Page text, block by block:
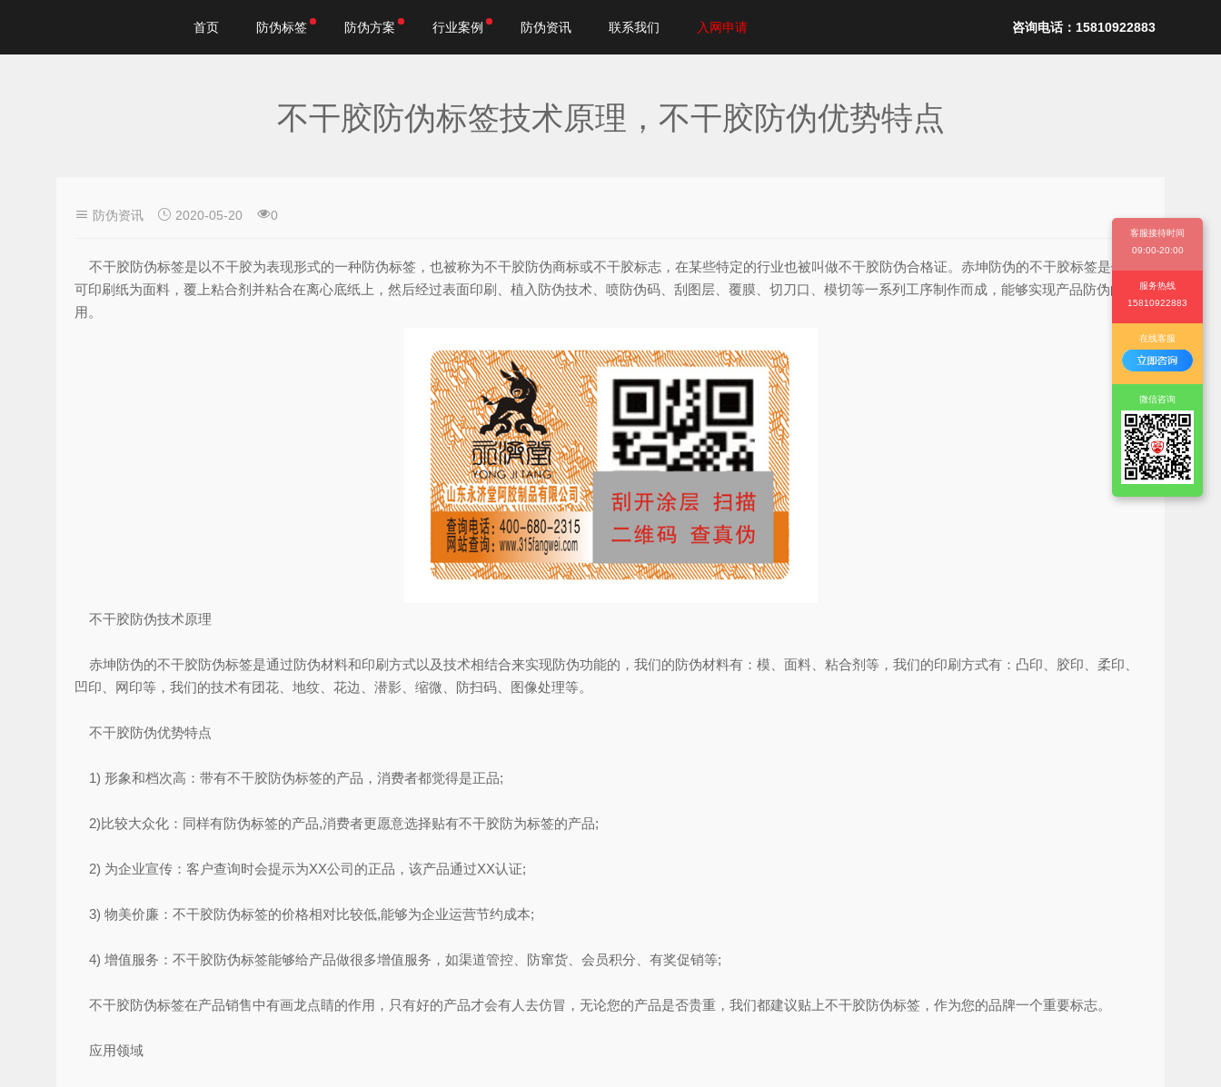
首页 防伪标签 防伪方案 行业案例 防伪资讯 联系我们 入网申请 咨询电话：15810922883
不干胶防伪标签技术原理，不干胶防伪优势特点
防伪资讯 2020-05-20 0
不干胶防伪标签是以不干胶为表现形式的一种防伪标签，也被称为不干胶防伪商标或不干胶标志，在某些特定的行业也被叫做不干胶防伪合格证。赤坤防伪的不干胶标签是使用
可印刷纸为面料，覆上粘合剂并粘合在离心底纸上，然后经过表面印刷、植入防伪技术、喷防伪码、刮图层、覆膜、切刀口、模切等一系列工序制作而成，能够实现产品防伪的作
用。
不干胶防伪技术原理
赤坤防伪的不干胶防伪标签是通过防伪材料和印刷方式以及技术相结合来实现防伪功能的，我们的防伪材料有：模、面料、粘合剂等，我们的印刷方式有：凸印、胶印、柔印、
凹印、网印等，我们的技术有团花、地纹、花边、潜影、缩微、防扫码、图像处理等。
不干胶防伪优势特点
1) 形象和档次高：带有不干胶防伪标签的产品，消费者都觉得是正品;
2)比较大众化：同样有防伪标签的产品,消费者更愿意选择贴有不干胶防为标签的产品;
2) 为企业宣传：客户查询时会提示为XX公司的正品，该产品通过XX认证;
3) 物美价廉：不干胶防伪标签的价格相对比较低,能够为企业运营节约成本;
4) 增值服务：不干胶防伪标签能够给产品做很多增值服务，如渠道管控、防窜货、会员积分、有奖促销等;
不干胶防伪标签在产品销售中有画龙点睛的作用，只有好的产品才会有人去仿冒，无论您的产品是否贵重，我们都建议贴上不干胶防伪标签，作为您的品牌一个重要标志。
应用领域
客服接待时间
09:00-20:00
服务热线
15810922883
在线客服
微信咨询